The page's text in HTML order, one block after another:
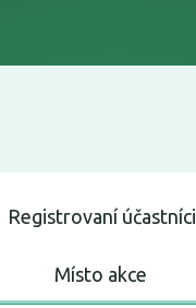
Registrovaní účastníci
Místo akce